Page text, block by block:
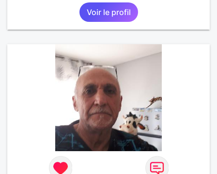
Voir le profil